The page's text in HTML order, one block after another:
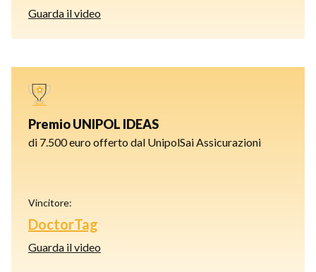
Guarda il video
Premio UNIPOL IDEAS
di 7.500 euro offerto dal UnipolSai Assicurazioni
Vincitore:
DoctorTag
Guarda il video